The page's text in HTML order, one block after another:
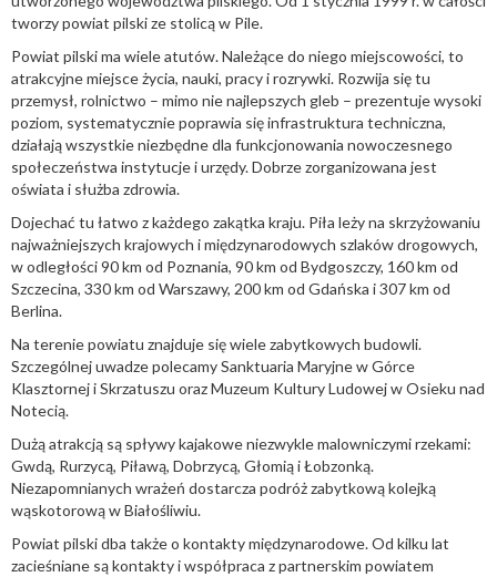
tworzy powiat pilski ze stolicą w Pile.
Powiat pilski ma wiele atutów. Należące do niego miejscowości, to
atrakcyjne miejsce życia, nauki, pracy i rozrywki. Rozwija się tu
przemysł, rolnictwo – mimo nie najlepszych gleb – prezentuje wysoki
poziom, systematycznie poprawia się infrastruktura techniczna,
działają wszystkie niezbędne dla funkcjonowania nowoczesnego
społeczeństwa instytucje i urzędy. Dobrze zorganizowana jest
oświata i służba zdrowia.
Dojechać tu łatwo z każdego zakątka kraju. Piła leży na skrzyżowaniu
najważniejszych krajowych i międzynarodowych szlaków drogowych,
w odległości 90 km od Poznania, 90 km od Bydgoszczy, 160 km od
Szczecina, 330 km od Warszawy, 200 km od Gdańska i 307 km od
Berlina.
Na terenie powiatu znajduje się wiele zabytkowych budowli.
Szczególnej uwadze polecamy Sanktuaria Maryjne w Górce
Klasztornej i Skrzatuszu oraz Muzeum Kultury Ludowej w Osieku nad
Notecią.
Dużą atrakcją są spływy kajakowe niezwykle malowniczymi rzekami:
Gwdą, Rurzycą, Piławą, Dobrzycą, Głomią i Łobzonką.
Niezapomnianych wrażeń dostarcza podróż zabytkową kolejką
wąskotorową w Białośliwiu.
Powiat pilski dba także o kontakty międzynarodowe. Od kilku lat
zacieśniane są kontakty i współpraca z partnerskim powiatem